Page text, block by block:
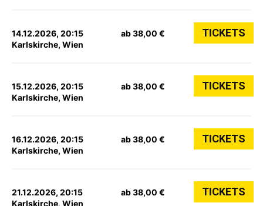
14.12.2026, 20:15
Karlskirche, Wien
ab 38,00 € TICKETS
15.12.2026, 20:15
Karlskirche, Wien
ab 38,00 € TICKETS
16.12.2026, 20:15
Karlskirche, Wien
ab 38,00 € TICKETS
21.12.2026, 20:15
Karlskirche, Wien
ab 38,00 € TICKETS